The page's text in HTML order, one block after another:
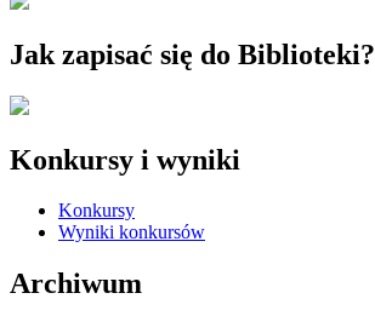
Jak zapisać się do Biblioteki?
Konkursy i wyniki
Konkursy
Wyniki konkursów
Archiwum